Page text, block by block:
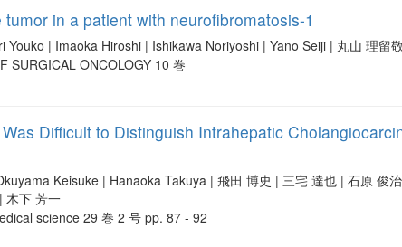
in a patient with neurofibromatosis-1
Youko | Imaoka Hiroshi | Ishikawa Noriyoshi | Yano Seiji | 丸山 理留
SURGICAL ONCOLOGY 10 巻
Difficult to Distinguish Intrahepatic
Keisuke | Hanaoka Takuya | 飛田 博史 | 三宅 達也 | 石原 俊
木下 芳一
science 29 巻 2 号 pp. 87 - 92